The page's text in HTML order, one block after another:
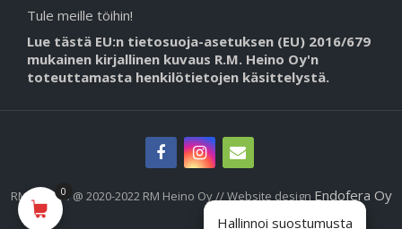
Tule meille töihin!
Lue tästä EU:n tietosuoja-asetuksen (EU) 2016/679
mukainen kirjallinen kuvaus R.M. Heino Oy'n
toteuttamasta henkilötietojen käsittelystä.
RMHeino.fi @ 2020-2022 RM Heino Oy // Website design Endofera Oy
Hallinnoi suostumusta
0